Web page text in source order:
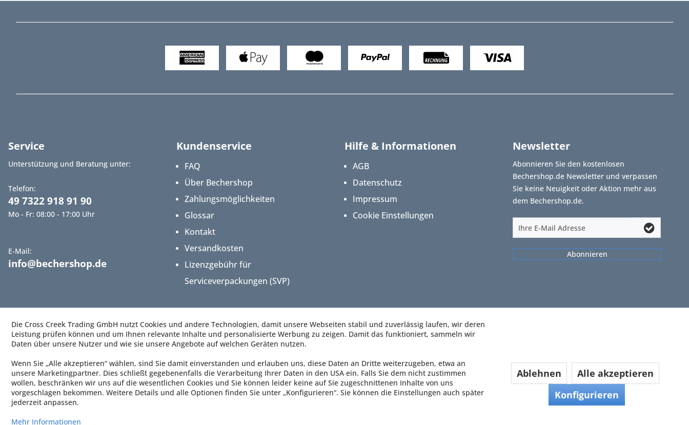
Service
Unterstützung und Beratung unter:
Telefon:
49 7322 918 91 90
Mo - Fr: 08:00 - 17:00 Uhr
E-Mail:
info@bechershop.de
Kundenservice
FAQ
Über Bechershop
Zahlungsmöglichkeiten
Glossar
Kontakt
Versandkosten
Lizenzgebühr für
Serviceverpackungen (SVP)
Hilfe & Informationen
AGB
Datenschutz
Impressum
Cookie Einstellungen
Newsletter
Abonnieren Sie den kostenlosen
Bechershop.de Newsletter und verpassen
Sie keine Neuigkeit oder Aktion mehr aus
dem Bechershop.de.
Abonnieren
Die Cross Creek Trading GmbH nutzt Cookies und andere Technologien, damit unsere Webseiten stabil und zuverlässig laufen, wir deren
Leistung prüfen können und um Ihnen relevante Inhalte und personalisierte Werbung zu zeigen. Damit das funktioniert, sammeln wir
Daten über unsere Nutzer und wie sie unsere Angebote auf welchen Geräten nutzen.
Wenn Sie „Alle akzeptieren“ wählen, sind Sie damit einverstanden und erlauben uns, diese Daten an Dritte weiterzugeben, etwa an
unsere Marketingpartner. Dies schließt gegebenenfalls die Verarbeitung Ihrer Daten in den USA ein. Falls Sie dem nicht zustimmen
wollen, beschränken wir uns auf die wesentlichen Cookies und Sie können leider keine auf Sie zugeschnittenen Inhalte von uns
vorgeschlagen bekommen. Weitere Details und alle Optionen finden Sie unter „Konfigurieren“. Sie können die Einstellungen auch später
jederzeit anpassen.
Mehr Informationen
Ablehnen
Alle akzeptieren
Konfigurieren